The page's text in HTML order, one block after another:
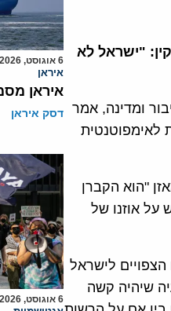
"ישראל לא
ומדינה, אמר
לאימפוטנטית
"הוא הקברן
על אוזנו של
הצפויים לישראל
שיהיה קשה
6 אוגוסט, 2026
איראן
איראן
דסק איראן
6 אוגוסט, 2026